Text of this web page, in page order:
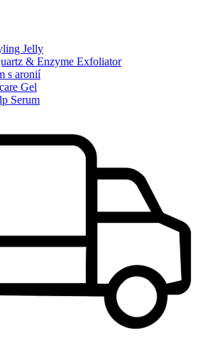
Jelly
& Enzyme Exfoliator
s aronií
Gel
Serum